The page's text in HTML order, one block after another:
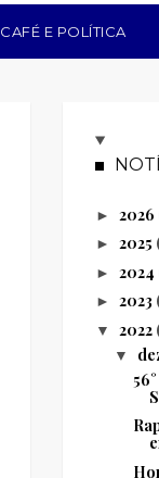
CAFÉ E POLÍTICA
► 2026
► 2025
► 2024
► 2023
▼ 2022
▼